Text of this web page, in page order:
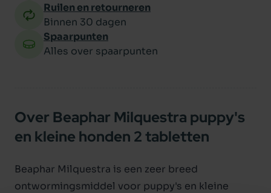
Ruilen en retourneren
Binnen 30 dagen
Spaarpunten
Alles over spaarpunten
Over Beaphar Milquestra puppy's
en kleine honden 2 tabletten
Beaphar Milquestra is een zeer breed
ontwormingsmiddel voor puppy's en kleine